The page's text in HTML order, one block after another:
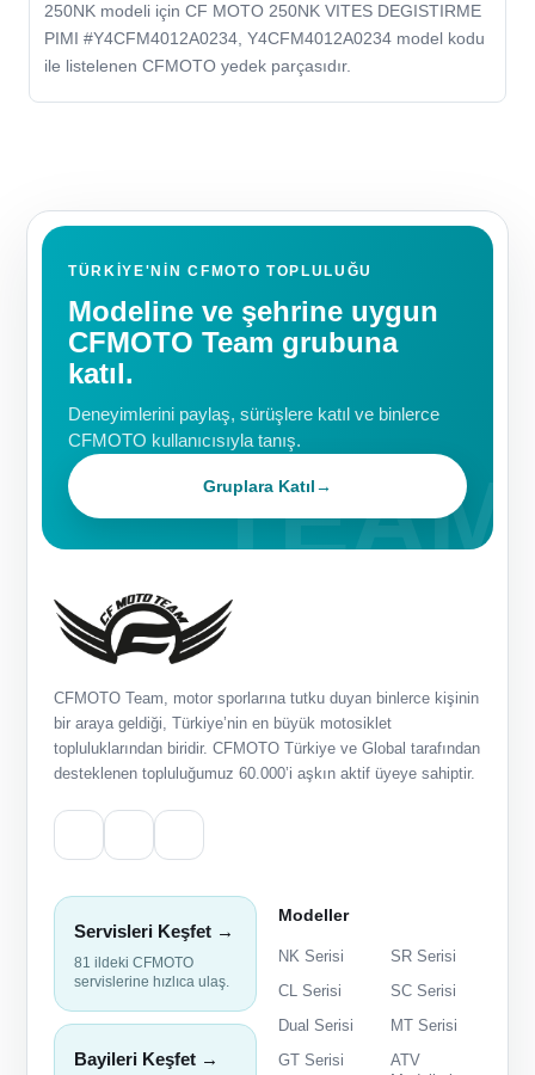
250NK modeli için CF MOTO 250NK VITES DEGISTIRME
PIMI #Y4CFM4012A0234, Y4CFM4012A0234 model kodu
ile listelenen CFMOTO yedek parçasıdır.
TÜRKIYE'NIN CFMOTO TOPLULUĞU
Modeline ve şehrine uygun
CFMOTO Team grubuna
katıl.
Deneyimlerini paylaş, sürüşlere katıl ve binlerce
CFMOTO kullanıcısıyla tanış.
Gruplara Katıl→
CFMOTO Team, motor sporlarına tutku duyan binlerce kişinin
bir araya geldiği, Türkiye’nin en büyük motosiklet
topluluklarından biridir. CFMOTO Türkiye ve Global tarafından
desteklenen topluluğumuz 60.000’i aşkın aktif üyeye sahiptir.
Servisleri Keşfet →
81 ildeki CFMOTO
servislerine hızlıca ulaş.
Bayileri Keşfet →
Modeller
NK Serisi
SR Serisi
CL Serisi
SC Serisi
Dual Serisi
MT Serisi
GT Serisi
ATV